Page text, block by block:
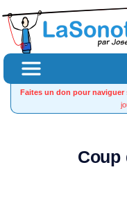
Faites un don pour naviguer
Coup